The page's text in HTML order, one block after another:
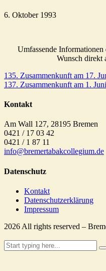
6. Oktober 1993
Umfassende
Wunsch direkt
135. Zusammenkunft am 17.
137. Zusammenkunft am 1.
Kontakt
Am Wall 127, 28195 Bremen
0421 / 17 03 42
0421 / 1 87 11
info@bremertabakcollegium.de
Datenschutz
Kontakt
Datenschutzerklärung
Impressum
2026 All rights reserved –